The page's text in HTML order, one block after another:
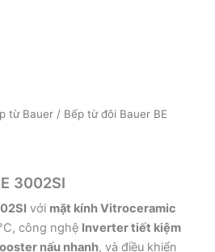
từ Bauer / Bếp từ đôi Bauer BE
3002SI
với mặt kính Vitroceramic
công nghệ Inverter tiết kiệm
nấu nhanh, và điều khiển